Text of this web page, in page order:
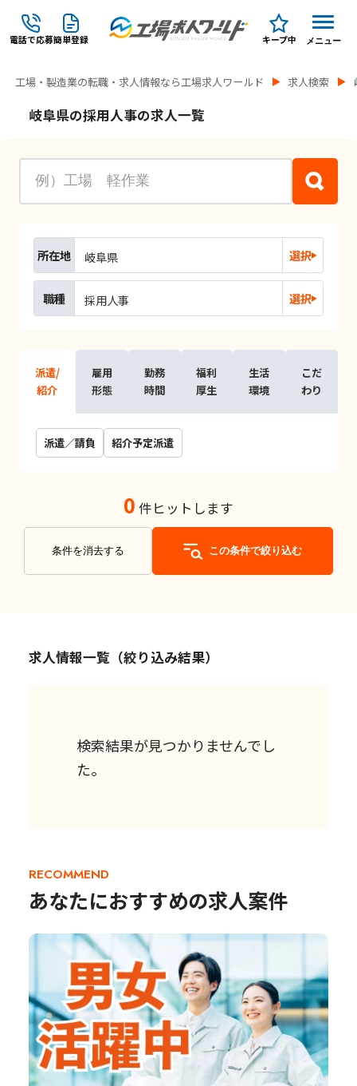
電話で応募簡単登録 キープ中 メニュー
工場・製造業の転職・求人情報なら工場求人ワールド 求人検索
岐阜県の採用人事の求人一覧
所在地 岐阜県 選択
職種 採用人事 選択
派遣/
紹介
雇用
形態
勤務
時間
福利
厚生
生活
環境
こだ
わり
派遣／請負 紹介予定派遣
0 件ヒットします
条件を消去する この条件で絞り込む
求人情報一覧（絞り込み結果）
検索結果が見つかりませんでし
た。
RECOMMEND
あなたにおすすめの求人案件